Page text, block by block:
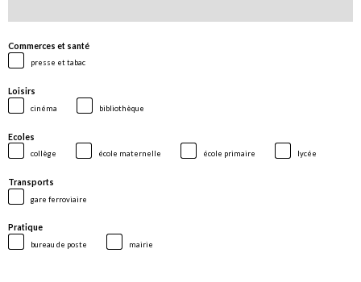
Commerces et santé
presse et tabac
Loisirs
cinéma bibliothèque
Ecoles
collège école maternelle école primaire lycée
Transports
gare ferroviaire
Pratique
bureau de poste mairie